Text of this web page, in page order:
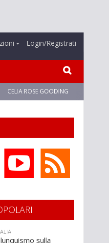
Login/Registrati
CELIA ROSE GOODING
sulla